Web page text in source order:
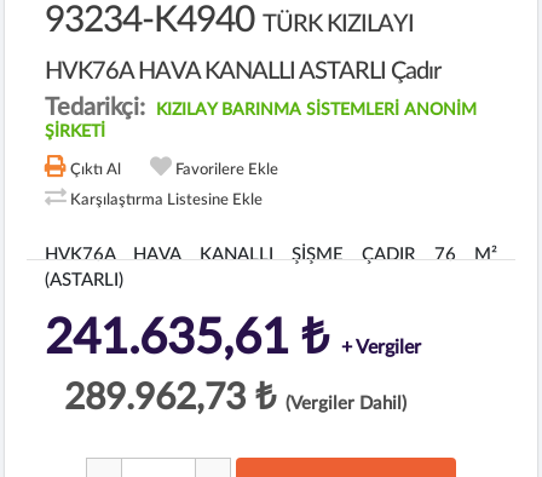
93234-K4940 TÜRK KIZILAYI
HVK76A HAVA KANALLI ASTARLI Çadır
Tedarikçi:
KIZILAY BARINMA SİSTEMLERİ ANONİM
ŞİRKETİ
Çıktı Al
Favorilere Ekle
Karşılaştırma Listesine Ekle
HVK76A HAVA KANALLI ŞİŞME ÇADIR 76 M²
(ASTARLI)
241.635,61 ₺ + Vergiler
289.962,73 ₺ (Vergiler Dahil)